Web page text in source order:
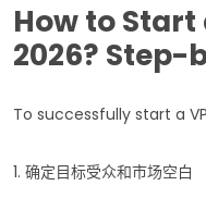
How to Start
2026?
To successfully start a
1. 确定目标受众和市场空白